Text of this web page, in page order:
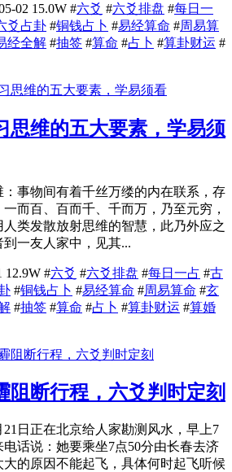
02 15.0W #六爻 #六爻排盘 #每日一
爻占卦 #铜钱占卜 #易经算命 #周易算
经全解 #抽签 #算命 #占卜 #算卦财运 #
思维的五大要素，学易须
事物间有着千丝万缕的内在联系，存
而百、百而千、千而万，乃至元穷，
类发散放射思维的智慧，此乃外应之
一友人家中，见其...
12.9W #六爻 #六爻排盘 #每日一占 #古
#铜钱占卜 #易经算命 #周易算命 #玄
#抽签 #算命 #占卜 #算卦财运 #算婚
阻断行程，六爻判时定刻
21日正在北京给人家勘测风水，早上7
话说：她要乘坐7点50分由长春去济
的原因不能起飞，具体何时起飞听候